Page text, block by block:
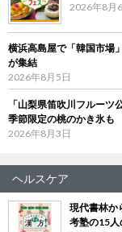
2026年8月
横浜高島屋で「韓国市場
が集結
2026年8月5日
「山梨県笛吹川フルー
季節限定の桃のかき氷も
2026年8月3日
ヘルスケア
現代書林
考塾の15